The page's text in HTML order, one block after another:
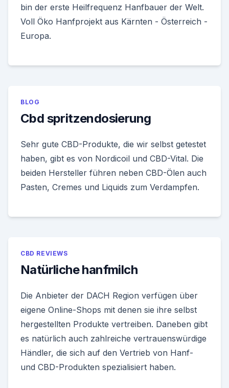
bin der erste Heilfrequenz Hanfbauer der Welt.
Voll Öko Hanfprojekt aus Kärnten - Österreich -
Europa.
BLOG
Cbd spritzendosierung
Sehr gute CBD-Produkte, die wir selbst getestet
haben, gibt es von Nordicoil und CBD-Vital. Die
beiden Hersteller führen neben CBD-Ölen auch
Pasten, Cremes und Liquids zum Verdampfen.
CBD REVIEWS
Natürliche hanfmilch
Die Anbieter der DACH Region verfügen über
eigene Online-Shops mit denen sie ihre selbst
hergestellten Produkte vertreiben. Daneben gibt
es natürlich auch zahlreiche vertrauenswürdige
Händler, die sich auf den Vertrieb von Hanf-
und CBD-Produkten spezialisiert haben.